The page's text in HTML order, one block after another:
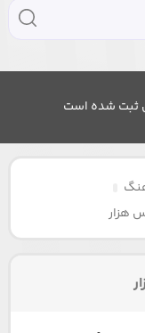
ثبت شده است
هزار